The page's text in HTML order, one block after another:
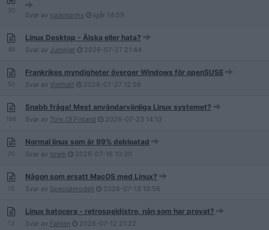
20
Svar av ruskinarms Igår 14:59
48
Linux Desktop - Älska eller hata?
Svar av Jumpjet 2026-07-27 21:44
50
Frankrikes myndigheter överger Windows för openSUSE
Svar av Viethatt 2026-07-27 12:56
166
Snabb fråga! Mest användarvänliga Linux systemet?
Svar av Tom.Of.Finland 2026-07-23 14:13
20
Normal linux som är 99% debloatad
Svar av towb 2026-07-16 10:30
15
Någon som ersatt MacOS med Linux?
Svar av Specialmodell 2026-07-13 10:56
13
Linux batocera - retrospeldistro, nån som har provat?
Svar av Fanten 2026-07-12 21:22